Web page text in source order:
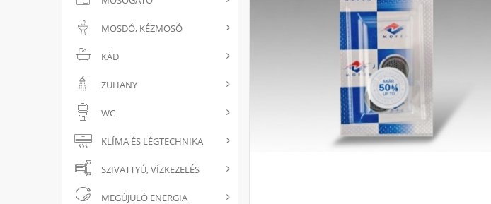
MOSDÓ, KÉZMOSÓ
KÁD
ZUHANY
WC
KLÍMA ÉS LÉGTECHNIKA
SZIVATTYÚ, VÍZKEZELÉS
MEGÚJULÓ ENERGIA